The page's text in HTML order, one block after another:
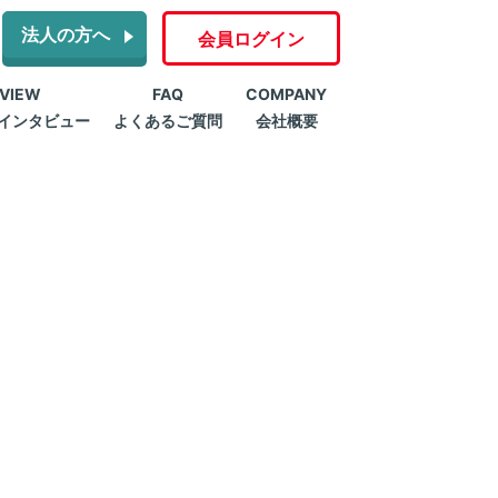
法人の方へ 会員ログイン
ンタビュー
FAQ
よくあるご質問
COMPANY
会社概要